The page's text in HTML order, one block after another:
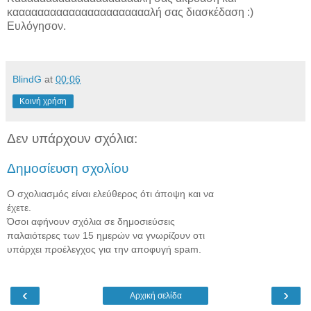
κααααααααααααααααααααααλή σας διασκέδαση :)
Ευλόγησον.
BlindG at 00:06
Κοινή χρήση
Δεν υπάρχουν σχόλια:
Δημοσίευση σχολίου
Ο σχολιασμός είναι ελεύθερος ότι άποψη και να
έχετε.
Όσοι αφήνουν σχόλια σε δημοσιεύσεις
παλαιότερες των 15 ημερών να γνωρίζουν οτι
υπάρχει προέλεγχος για την αποφυγή spam.
‹ ›
Αρχική σελίδα